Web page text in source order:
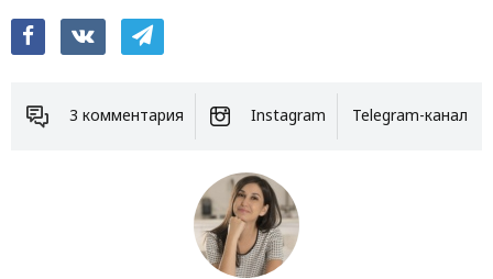
3 комментария Instagram Telegram-канал